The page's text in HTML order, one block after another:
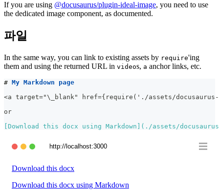
If you are using @docusaurus/plugin-ideal-image, you need to use
the dedicated image component, as documented.
파일
In the same way, you can link to existing assets by require'ing
them and using the returned URL in videos, a anchor links, etc.
# My Markdown page
<a target="\_blank" href={require('./assets/
or
Download this docx using Markdown ]( ./assets/
http://localhost:3000
Download this docx
Download this docx using Markdown